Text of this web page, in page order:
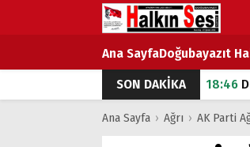
Ana SayfaDoğubayazıt
SON DAKİKA
18:46
07:53
Ana Sayfa › Ağrı › AK Parti